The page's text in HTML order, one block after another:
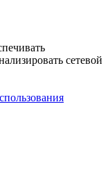
сетевой